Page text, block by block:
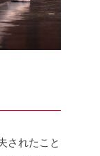
されたこと